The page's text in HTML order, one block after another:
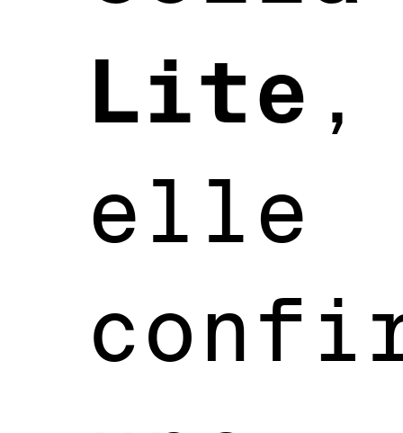
Lite ,
elle